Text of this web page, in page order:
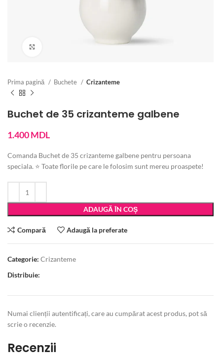
Prima pagină Buchete Crizanteme
Buchet de 35 crizanteme galbene
1.400MDL
Comanda Buchet de 35 crizanteme galbene pentru persoana
speciala. ⭐ Toate florile pe care le folosim sunt mereu proaspete!
ADAUGĂ ÎN COȘ
Compară Adaugă la preferate
Categorie: Crizanteme
Distribuie:
Recenzii
Numai clienții autentificați, care au cumpărat acest produs, pot să
scrie o recenzie.